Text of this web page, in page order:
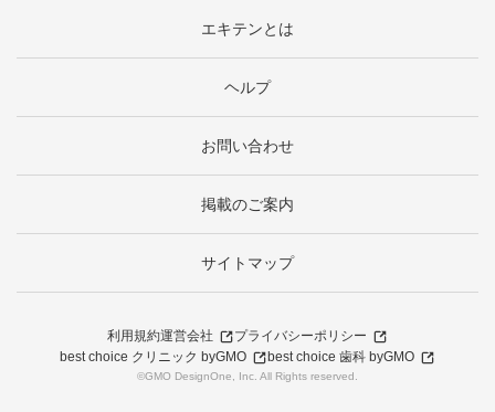
エキテンとは
ヘルプ
お問い合わせ
掲載のご案内
サイトマップ
利用規約運営会社
プライバシーポリシー
best choice クリニック byGMO
best choice 歯科 byGMO
©GMO DesignOne, Inc. All Rights reserved.